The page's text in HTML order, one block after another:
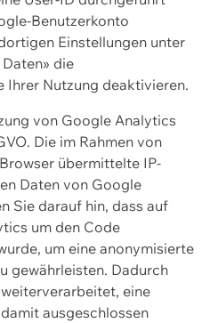
Benutzerkonto
Einstellungen unter
die
Ihrer Nutzung deaktivieren.
von Google Analytics
Die im Rahmen von
übermittelte IP-
Daten von Google
Sie darauf hin, dass auf
um den Code
um eine anonymisierte
gewährleisten. Dadurch
eine
ausgeschlossen